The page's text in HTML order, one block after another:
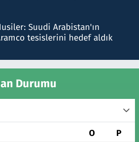
Suudi Arabistan'ın
tesislerini hedef aldık
Durumu
O P